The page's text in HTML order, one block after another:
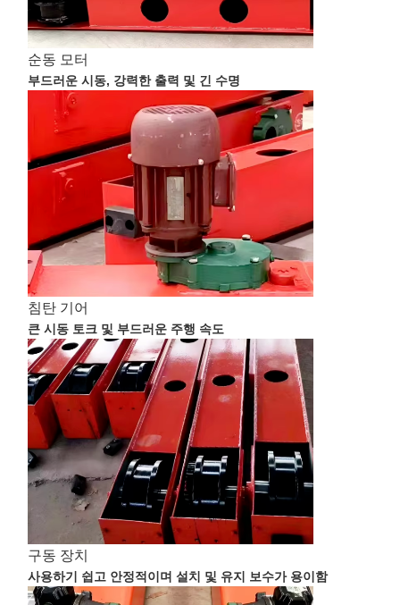
홈
순동 모터
부드러운 시동, 강력한 출력 및 긴 수명
침탄 기어
큰 시동 토크 및 부드러운 주행 속도
구동 장치
사용하기 쉽고 안정적이며 설치 및 유지 보수가 용이함